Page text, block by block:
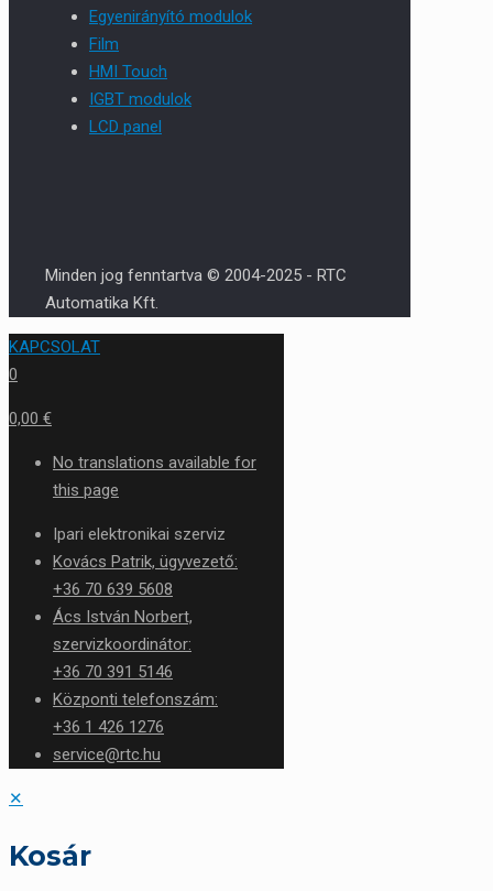
Egyenirányító modulok
Film
HMI Touch
IGBT modulok
LCD panel
Minden jog fenntartva © 2004-2025 - RTC
Automatika Kft.
KAPCSOLAT
0
0,00 €
No translations available for
this page
Ipari elektronikai szerviz
Kovács Patrik, ügyvezető:
+36 70 639 5608
Ács István Norbert,
szervizkoordinátor:
+36 70 391 5146
Központi telefonszám:
+36 1 426 1276
service@rtc.hu
✕
Kosár